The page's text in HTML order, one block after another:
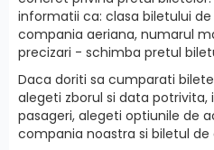
informatii ca: clasa biletului
compania aeriana, numarul
precizari - schimba pretul
Daca doriti sa cumparati
alegeti zborul si data
pasageri, alegeti optiunile de
compania noastra si biletul de